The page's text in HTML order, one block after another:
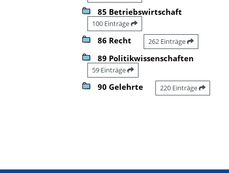
85 Betriebswirtschaft
100 Einträge
86 Recht 262 Einträge
89 Politikwissenschaften
59 Einträge
90 Gelehrte 220 Einträge